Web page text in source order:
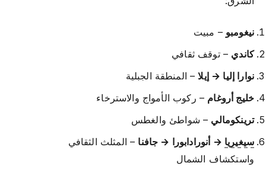
نيغومبو – مبيت
كاندي – توقف ثقافي
نوارا إليا → إيلا– المنطقة الجبلية
خليج أروغام – ركوب الأمواج والاسترخاء
ترينكومالي – شواطئ والغطس
سيغيريا → أنورادابورا → جافنا – المثلث الثقافي
واستكشاف الشمال